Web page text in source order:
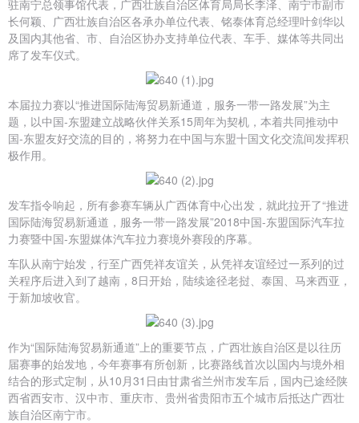
驻南宁总领事馆代表，广西壮族自治区体育局局长李泽、南宁市副市
长何颖、广西壮族自治区各承办单位代表、铭泰体育总经理叶剑华以
及国内其他省、市、自治区协办支持单位代表、车手、媒体等共同出
席了发车仪式。
本届拉力赛以“推进国际陆海贸易新通道，服务一带一路发展”为主
题，以中国-东盟建立战略伙伴关系15周年为契机，本着共同推动中
国-东盟友好交流的目的，将努力在中国与东盟十国文化交流间发挥积
极作用。
发车指令响起，所有参赛车辆从广西体育中心出发，就此拉开了“推进
国际陆海贸易新通道，服务一带一路发展”2018中国-东盟国际汽车拉
力赛暨中国-东盟媒体汽车拉力赛境外赛段的序幕。
车队从南宁始发，行至广西凭祥友谊关，从凭祥友谊经过一系列的过
关程序后进入到了越南，8日开始，陆续途径老挝、泰国、马来西亚，
于新加坡收官。
作为“国际陆海贸易新通道”上的重要节点，广西壮族自治区是以往历
届赛事的始发地，今年赛事有所创新，比赛路线首次以国内与境外相
结合的形式定制，从10月31日由甘肃省兰州市发车后，国内已途经陕
西省西安市、汉中市、重庆市、贵州省贵阳市五个城市后抵达广西壮
族自治区南宁市。